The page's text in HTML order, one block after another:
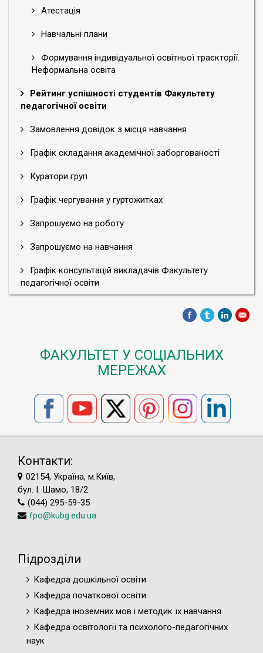
Атестація
Навчальні плани
Формування індивідуальної освітньої траєкторії.
Неформальна освіта
Рейтинг успішності студентів Факультету
педагогічної освіти
Замовлення довідок з місця навчання
Графік складання академічної заборгованості
Куратори груп
Графік чергування у гуртожитках
Запрошуємо на роботу
Запрошуємо на навчання
Графік консультацій викладачів Факультету
педагогічної освіти
ФАКУЛЬТЕТ У СОЦІАЛЬНИХ
МЕРЕЖАХ
Контакти:
02154, Україна, м.Київ,
бул. І. Шамо, 18/2
(044) 295-59-35
fpo@kubg.edu.ua
Підрозділи
Кафедра дошкільної освіти
Кафедра початкової освіти
Кафедра іноземних мов і методик їх навчання
Кафедра освітології та психолого-педагогічних
наук